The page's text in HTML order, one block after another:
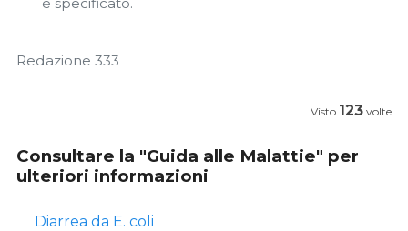
Redazione 333
Visto 123 volte
Consultare la "Guida alle Malattie" per
ulteriori informazioni
Diarrea da E. coli